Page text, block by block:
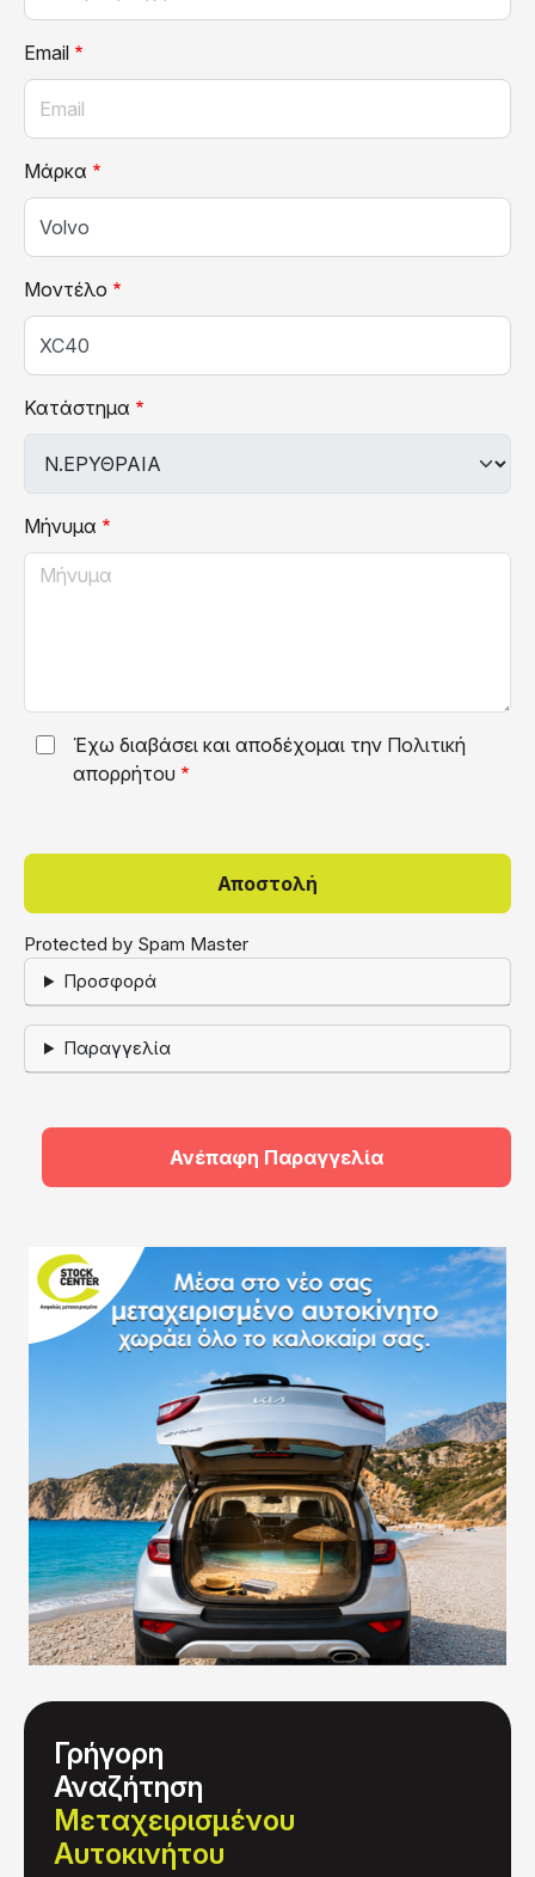
Email
Μάρκα
Μοντέλο
Κατάστημα
Μήνυμα
Έχω διαβάσει και αποδέχομαι την Πολιτική
απορρήτου
Protected by Spam Master
Προσφορά
Παραγγελία
Ανέπαφη Παραγγελία
Γρήγορη
Αναζήτηση
Μεταχειρισμένου
Αυτοκινήτου